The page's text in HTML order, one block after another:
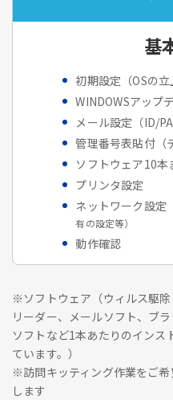
基
初期設定（OSの立
WINDOWSアップ
メール設定（ID/
管理番号表貼付（
ソフトウェア10本
プリンタ設定
ネットワーク設定
有の設定等）
動作確認
※ソフトウェア（ウィルス駆
リーダー、メールソフト、ブ
ソフトなど1本あたりのインス
ています。）
※訪問キッティング作業をご
します